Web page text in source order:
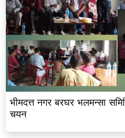
भीमदत्त नगर बरघर भलमन्सा
चयन